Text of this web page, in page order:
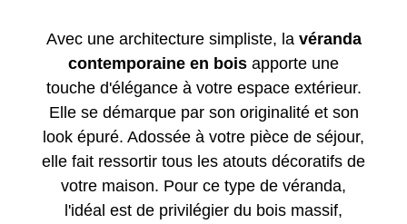
Avec une architecture simpliste, la véranda
contemporaine en bois apporte une
touche d'élégance à votre espace extérieur.
Elle se démarque par son originalité et son
look épuré. Adossée à votre pièce de séjour,
elle fait ressortir tous les atouts décoratifs de
votre maison. Pour ce type de véranda,
l'idéal est de privilégier du bois massif,